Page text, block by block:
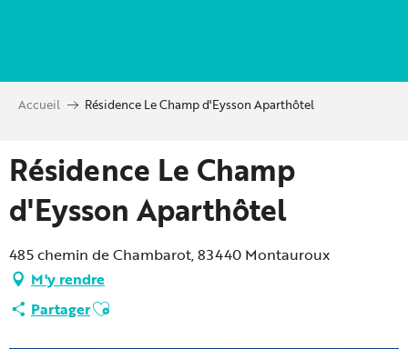
principal
Accueil Résidence Le Champ d'Eysson Aparthôtel
Résidence Le Champ
d'Eysson Aparthôtel
485 chemin de Chambarot, 83440 Montauroux
M'y rendre
PartagerAjouter aux favoris